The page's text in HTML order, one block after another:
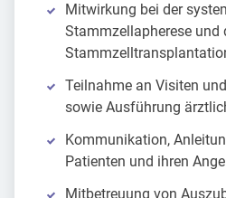
Mitwirkung bei der
Stammzellapherese und
Teilnahme an Visiten
sowie Ausführung
Kommunikation,
Patienten und ihren
Mitbetreuung von